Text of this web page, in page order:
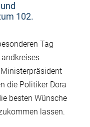
102.
Tag
die Politiker Dora
besten Wünsche
lassen.